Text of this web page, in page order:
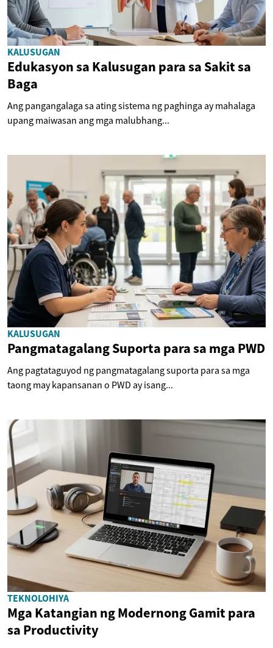
KALUSUGAN
Edukasyon sa Kalusugan para sa Sakit sa
Baga
Ang pangangalaga sa ating sistema ng paghinga ay mahalaga
upang maiwasan ang mga malubhang...
KALUSUGAN
Pangmatagalang Suporta para sa mga PWD
Ang pagtataguyod ng pangmatagalang suporta para sa mga
taong may kapansanan o PWD ay isang...
TEKNOLOHIYA
Mga Katangian ng Modernong Gamit para
sa Productivity